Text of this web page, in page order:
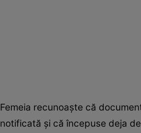
Femeia recunoaște că
notificată și că începuse deja